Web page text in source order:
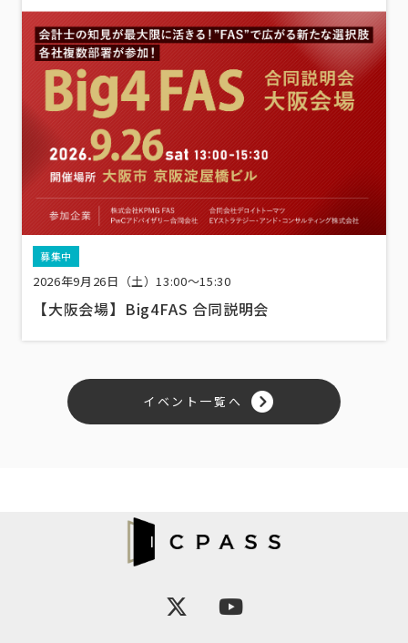
募集中
2026年9月26日（土）13:00〜15:30
【大阪会場】Big4FAS 合同説明会
イベント一覧へ